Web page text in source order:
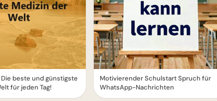
beste und günstigste
für jeden Tag!
Motivierender Schulstart Spruch für
WhatsApp-Nachrichten